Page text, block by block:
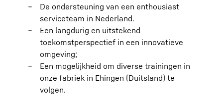
De ondersteuning van een enthousiast
serviceteam in Nederland.
Een langdurig en uitstekend
toekomstperspectief in een innovatieve
omgeving;
Een mogelijkheid om diverse trainingen in
onze fabriek in Ehingen (Duitsland) te
volgen.